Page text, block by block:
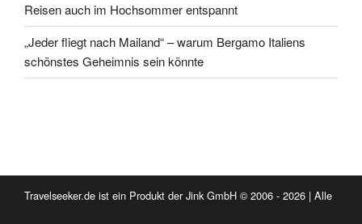
Reisen auch im Hochsommer entspannt
„Jeder fliegt nach Mailand“ – warum Bergamo Italiens
schönstes Geheimnis sein könnte
Travelseeker.de ist ein Produkt der Jink GmbH © 2006 - 2026 | Alle